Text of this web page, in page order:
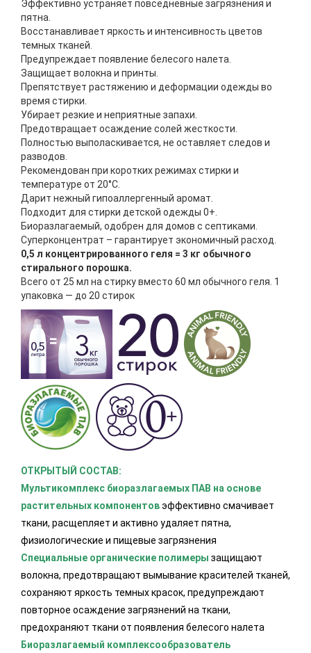
Эффективно устраняет повседневные загрязнения и
пятна.
Восстанавливает яркость и интенсивность цветов
темных тканей.
Предупреждает появление белесого налета.
Защищает волокна и принты.
Препятствует растяжению и деформации одежды во
время стирки.
Убирает резкие и неприятные запахи.
Предотвращает осаждение солей жесткости.
Полностью выполаскивается, не оставляет следов и
разводов.
Рекомендован при коротких режимах стирки и
температуре от 20°С.
Дарит нежный гипоаллергенный аромат.
Подходит для стирки детской одежды 0+.
Биоразлагаемый, одобрен для домов с септиками.
Суперконцентрат – гарантирует экономичный расход.
0,5 л концентрированного геля = 3 кг обычного
стирального порошка.
Всего от 25 мл на стирку вместо 60 мл обычного геля. 1
упаковка — до 20 стирок
ОТКРЫТЫЙ СОСТАВ:
Мультикомплекс биоразлагаемых ПАВ на основе
растительных компонентовэффективно смачивает
ткани, расщепляет и активно удаляет пятна,
физиологические и пищевые загрязнения
Специальные органические полимеры защищают
волокна, предотвращают вымывание красителей тканей,
сохраняют яркость темных красок, предупреждают
повторное осаждение загрязнений на ткани,
предохраняют ткани от появления белесого налета
Биоразлагаемый комплексообразователь